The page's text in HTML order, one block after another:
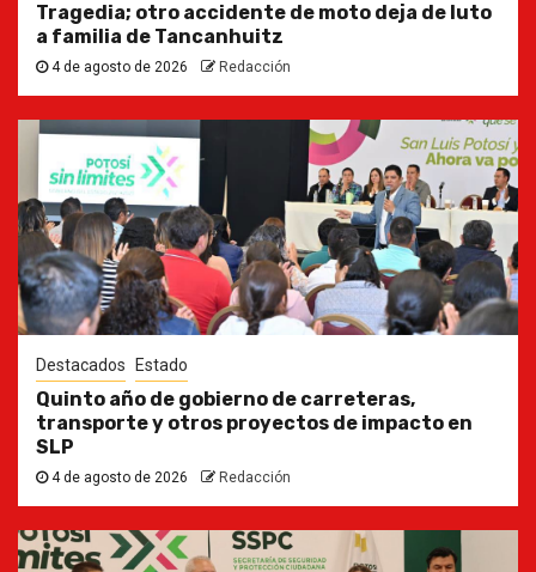
Tragedia; otro accidente de moto deja de luto
a familia de Tancanhuitz
4 de agosto de 2026 Redacción
Destacados Estado
Quinto año de gobierno de carreteras,
transporte y otros proyectos de impacto en
SLP
4 de agosto de 2026 Redacción